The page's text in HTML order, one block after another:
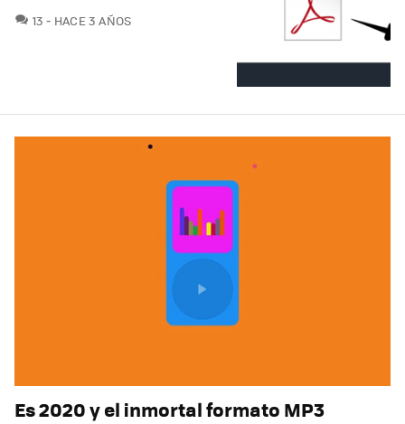
13 COMENTARIOS
HACE 3 AÑOS
Es 2020 y el inmortal formato MP3